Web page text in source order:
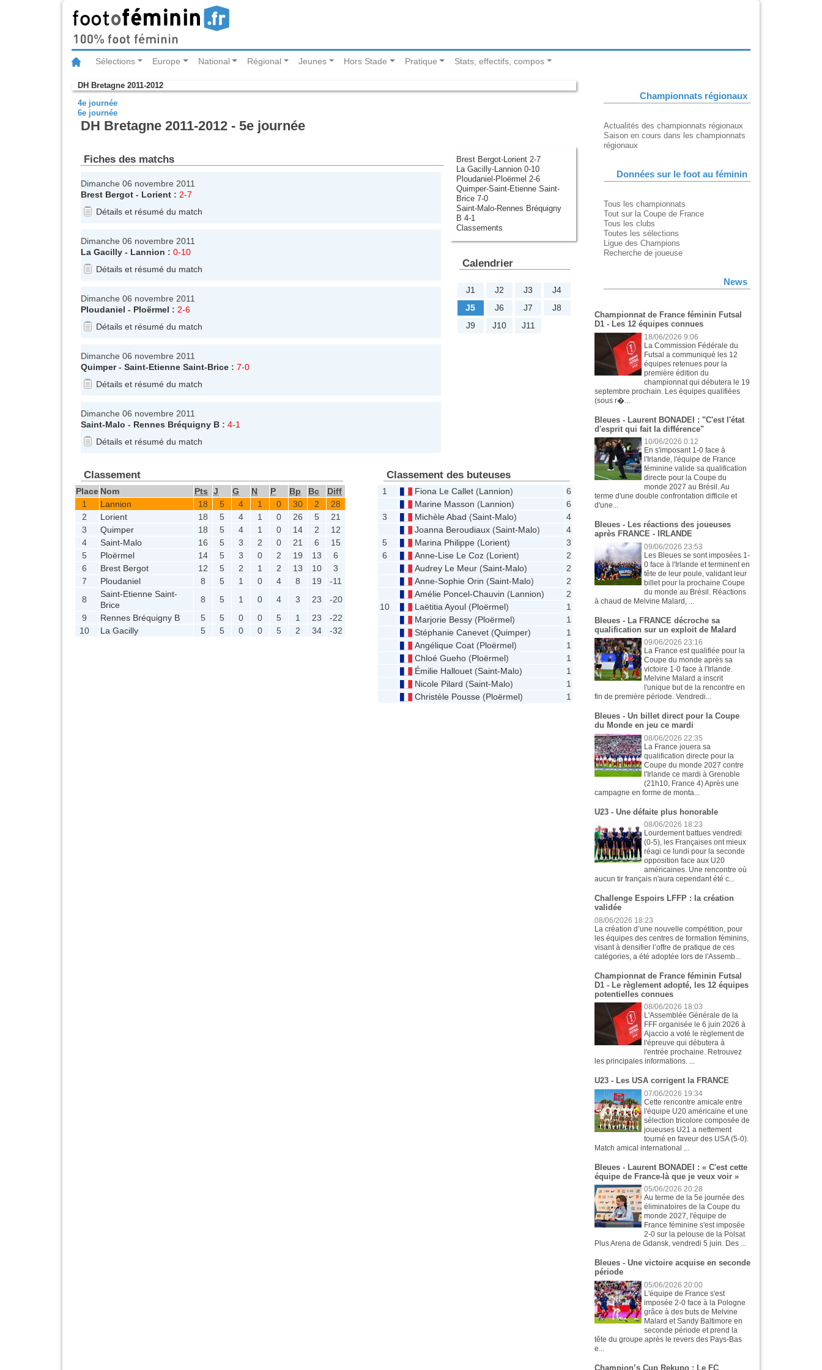
Sélections Europe National Régional Jeunes Hors Stade Pratique Stats, effectifs, compos
DH Bretagne 2011-2012
4e journée
6e journée
DH Bretagne 2011-2012 - 5e journée
Brest Bergot-Lorient 2-7
La Gacilly-Lannion 0-10
Ploudaniel-Ploërmel 2-6
Quimper-Saint-Etienne Saint-
Brice 7-0
Saint-Malo-Rennes Bréquigny
B 4-1
Classements
Fiches des matchs
Dimanche 06 novembre 2011
Brest Bergot - Lorient : 2-7
Détails et résumé du match
Dimanche 06 novembre 2011
La Gacilly - Lannion : 0-10
Détails et résumé du match
Dimanche 06 novembre 2011
Ploudaniel - Ploërmel : 2-6
Détails et résumé du match
Dimanche 06 novembre 2011
Quimper- Saint-Etienne Saint-Brice : 7-0
Détails et résumé du match
Dimanche 06 novembre 2011
Saint-Malo - Rennes Bréquigny B : 4-1
Détails et résumé du match
Calendrier
J1 J2 J3
J4
J5
J6 J7
J8
J9
J10 J11
Classement
Place Nom Pts J G N P Bp Bc
Diff
1
Lannion 18 5 4 1 0 30 2
28
2
Lorient 18 5 4 1 0 26 5
21
3
Quimper 18 5 4 1 0 14 2
12
4
Saint-Malo 16 5 3 2 0 21 6
15
5
Ploërmel 14 5 3 0 2 19 13
6
6
Brest Bergot 12 5 2 1 2 13 10
3
7
Ploudaniel 8 5 1 0 4 8 19
-11
8
Saint-Etienne Saint-
Brice
8 5 1 0 4 3 23
-20
9
Rennes Bréquigny B 5 5 0 0 5 1 23
-22
10
La Gacilly 5 5 0 0 5 2 34 -32
Classement des buteuses
1 Fiona Le Callet (Lannion)
6
Marine Masson (Lannion)
6
3
Michèle Abad (Saint-Malo)
4
Joanna Beroudiaux (Saint-Malo)
4
5
Marina Philippe (Lorient)
3
6
Anne-Lise Le Coz (Lorient)
2
Audrey Le Meur (Saint-Malo)
2
Anne-Sophie Orin (Saint-Malo)
2
Amélie Poncel-Chauvin (Lannion)
2
10
Laëtitia Ayoul (Ploërmel)
1
Marjorie Bessy (Ploërmel)
1
Stéphanie Canevet (Quimper)
1
Angélique Coat (Ploërmel)
1
Chloé Gueho (Ploërmel)
1
Émilie Hallouet (Saint-Malo)
1
Nicole Pilard (Saint-Malo)
1
Christèle Pousse (Ploërmel) 1
Championnats régionaux
Actualités des championnats régionaux
Saison en cours dans les championnats
régionaux
Données sur le foot au féminin
Tous les championnats
Tout sur la Coupe de France
Tous les clubs
Toutes les sélections
Ligue des Champions
Recherche de joueuse
News
Championnat de France féminin Futsal
D1 - Les 12 équipes connues
18/06/2026 9:06
La Commission Fédérale du
Futsal a communiqué les 12
équipes retenues pour la
première édition du
championnat qui débutera le 19
septembre prochain. Les équipes qualifiées
(sous r�...
Bleues - Laurent BONADEI : "C'est l'état
d'esprit qui fait la différence"
10/06/2026 0:12
En s'imposant 1-0 face à
l'Irlande, l'équipe de France
féminine valide sa qualification
directe pour la Coupe du
monde 2027 au Brésil. Au
terme d'une double confrontation difficile et
d'une...
Bleues - Les réactions des joueuses
après FRANCE - IRLANDE
09/06/2026 23:53
Les Bleues se sont imposées 1-
0 face à l'Irlande et terminent en
tête de leur poule, validant leur
billet pour la prochaine Coupe
du monde au Brésil. Réactions
à chaud de Melvine Malard, ...
Bleues - La FRANCE décroche sa
qualification sur un exploit de Malard
09/06/2026 23:16
La France est qualifiée pour la
Coupe du monde après sa
victoire 1-0 face à l'Irlande.
Melvine Malard a inscrit
l'unique but de la rencontre en
fin de première période. Vendredi...
Bleues - Un billet direct pour la Coupe
du Monde en jeu ce mardi
08/06/2026 22:35
La France jouera sa
qualification directe pour la
Coupe du monde 2027 contre
l'Irlande ce mardi à Grenoble
(21h10, France 4) Après une
campagne en forme de monta...
U23 - Une défaite plus honorable
08/06/2026 18:23
Lourdement battues vendredi
(0-5), les Françaises ont mieux
réagi ce lundi pour la seconde
opposition face aux U20
américaines. Une rencontre où
aucun tir français n'aura cependant été c...
Challenge Espoirs LFFP : la création
validée
08/06/2026 18:23
La création d’une nouvelle compétition, pour
les équipes des centres de formation féminins,
visant à densifier l’offre de pratique de ces
catégories, a été adoptée lors de l'Assemb...
Championnat de France féminin Futsal
D1 - Le règlement adopté, les 12 équipes
potentielles connues
08/06/2026 18:03
L'Assemblée Générale de la
FFF organisée le 6 juin 2026 à
Ajaccio a voté le règlement de
l'épreuve qui débutera à
l'entrée prochaine. Retrouvez
les principales informations. ...
U23 - Les USA corrigent la FRANCE
07/06/2026 19:34
Cette rencontre amicale entre
l'équipe U20 américaine et une
sélection tricolore composée de
joueuses U21 a nettement
tourné en faveur des USA (5-0).
Match amical international ...
Bleues - Laurent BONADEI : « C'est cette
équipe de France-là que je veux voir »
05/06/2026 20:28
Au terme de la 5e journée des
éliminatoires de la Coupe du
monde 2027, l'équipe de
France féminine s'est imposée
2-0 sur la pelouse de la Polsat
Plus Arena de Gdansk, vendredi 5 juin. Des ...
Bleues - Une victoire acquise en seconde
période
05/06/2026 20:00
L'équipe de France s'est
imposée 2-0 face à la Pologne
grâce à des buts de Melvine
Malard et Sandy Baltimore en
seconde période et prend la
tête du groupe après le revers des Pays-Bas
e...
Champion’s Cup Rekupo : Le FC